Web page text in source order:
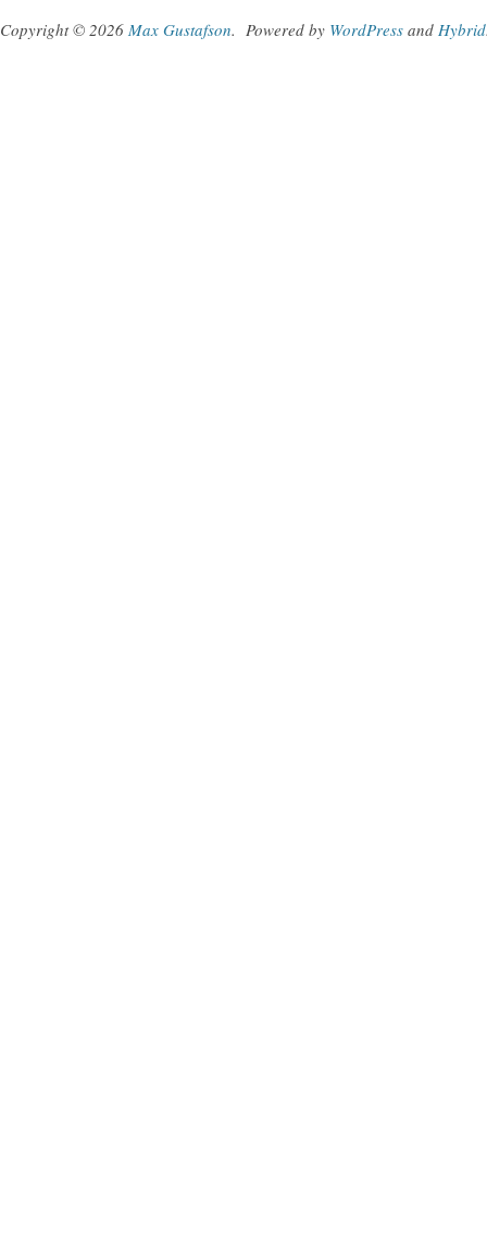
Copyright © 2026 Max Gustafson. Powered by WordPress and Hybrid